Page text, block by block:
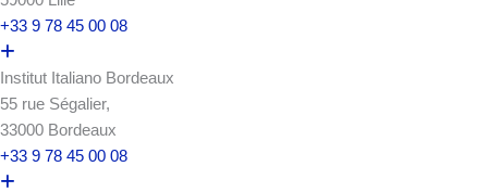
+33 9 78 45 00 08
Institut Italiano Bordeaux
55 rue Ségalier,
33000 Bordeaux
+33 9 78 45 00 08